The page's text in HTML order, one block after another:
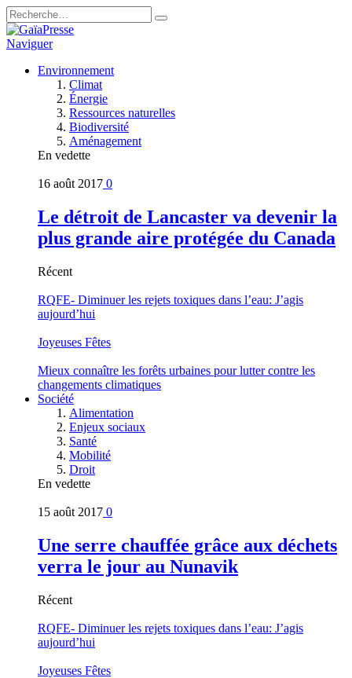
Naviguer
Environnement
Climat
Énergie
Ressources naturelles
Biodiversité
Aménagement
En vedette
16 août 2017 0
Le détroit de Lancaster va devenir la
plus grande aire protégée du Canada
Récent
RQFE- Diminuer les rejets toxiques dans l’eau: J’agis
aujourd’hui
Joyeuses Fêtes
Mieux connaître les forêts urbaines pour lutter contre les
changements climatiques
Société
Alimentation
Enjeux sociaux
Santé
Mobilité
Droit
En vedette
15 août 2017 0
Une serre chauffée grâce aux déchets
verra le jour au Nunavik
Récent
RQFE- Diminuer les rejets toxiques dans l’eau: J’agis
aujourd’hui
Joyeuses Fêtes